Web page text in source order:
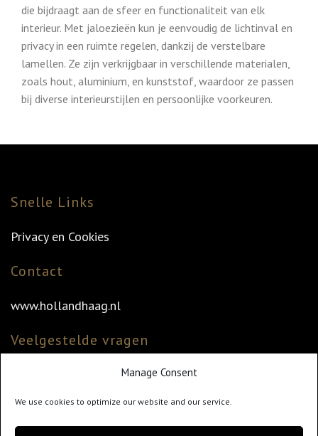
Manage Consent
We use cookies to optimize our website and our service.
die bijdraagt aan de sfeer en functionaliteit van elk
interieur. Met jaloezieën kun je eenvoudig de lichtinval en
privacy in een ruimte regelen, dankzij de verstelbare
lamellen. Ze zijn verkrijgbaar in verschillende materialen,
zoals hout, aluminium, en kunststof, waardoor ze passen
bij diverse interieurstijlen en persoonlijke voorkeuren.
Snelle Links
Privacy en Cookies
Contact
www.hollandhaag.nl
Veelgestelde vragen
Veelgestelde vragen
Klantenservice